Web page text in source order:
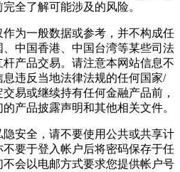
全了解可能涉及的风险。
为一般数据或参考，并不构成任
中国香港、中国台湾等某些司法
产品交易。请注意本网站信息不
违反当地法律法规的任何国家/
易或继续持有任何金融产品前，
产品披露声明和其他相关文件。
安全，请不要使用公共或共享计
要于登入帐户后将密码保存于任
会以电邮方式要求您提供帐户号